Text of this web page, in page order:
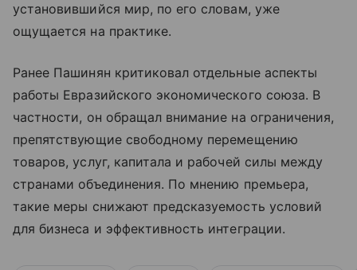
установившийся мир, по его словам, уже
ощущается на практике.
Ранее Пашинян критиковал отдельные аспекты
работы Евразийского экономического союза. В
частности, он обращал внимание на ограничения,
препятствующие свободному перемещению
товаров, услуг, капитала и рабочей силы между
странами объединения. По мнению премьера,
такие меры снижают предсказуемость условий
для бизнеса и эффективность интеграции.